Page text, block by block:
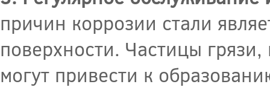
причин коррозии стали
поверхности. Частицы
могут привести к